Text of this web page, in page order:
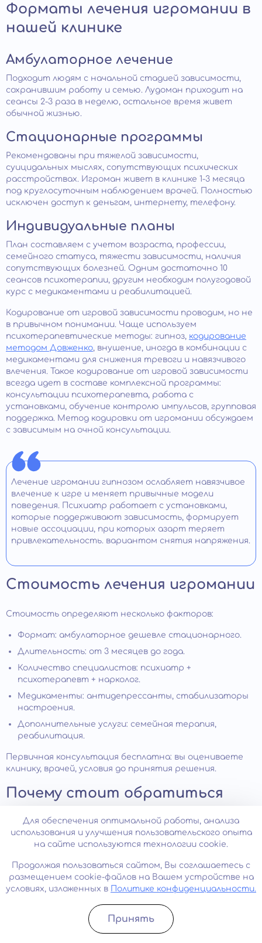
Форматы лечения игромании в
нашей клинике
Амбулаторное лечение
Подходит людям с начальной стадией зависимости,
сохранившим работу и семью. Лудоман приходит на
сеансы 2-3 раза в неделю, остальное время живет
обычной жизнью.
Стационарные программы
Рекомендованы при тяжелой зависимости,
суицидальных мыслях, сопутствующих психических
расстройствах. Игроман живет в клинике 1-3 месяца
под круглосуточным наблюдением врачей. Полностью
исключен доступ к деньгам, интернету, телефону.
Индивидуальные планы
План составляем с учетом возраста, профессии,
семейного статуса, тяжести зависимости, наличия
сопутствующих болезней. Одним достаточно 10
сеансов психотерапии, другим необходим полугодовой
курс с медикаментами и реабилитацией.
Кодирование от игровой зависимости проводим, но не
в привычном понимании. Чаще используем
психотерапевтические методы: гипноз, кодирование
методом Довженко, внушение, иногда в комбинации с
медикаментами для снижения тревоги и навязчивого
влечения. Такое кодирование от игровой зависимости
всегда идет в составе комплексной программы:
консультации психотерапевта, работа с
установками, обучение контролю импульсов, групповая
поддержка. Метод кодировки от игромании обсуждаем
с зависимым на очной консультации.
Лечение игромании гипнозом ослабляет навязчивое
влечение к игре и меняет привычные модели
поведения. Психиатр работает с установками,
которые поддерживают зависимость, формирует
новые ассоциации, при которых азарт теряет
привлекательность. вариантом снятия напряжения.
Стоимость лечения игромании
Стоимость определяют несколько факторов:
Формат: амбулаторное дешевле стационарного.
Длительность: от 3 месяцев до года.
Количество специалистов: психиатр +
психотерапевт + нарколог.
Медикаменты: антидепрессанты, стабилизаторы
настроения.
Дополнительные услуги: семейная терапия,
реабилитация.
Первичная консультация бесплатна: вы оцениваете
клинику, врачей, условия до принятия решения.
Почему стоит обратиться
Наши врачи имеют опыт лечения аддикций более 15
зарубежных центрах. Владеют современными
протоколами. Регулярно повышают квалификацию,
участвуют в научных конференциях.
Не ставим на учет в наркодиспансер. Не сообщаем
работодателю. Не передаем информацию
третьим лицам, включая родственников без
Записатьcя
Для обеспечения оптимальной работы, анализа
использования и улучшения пользовательского опыта
на сайте используются технологии cookie.
Продолжая пользоваться сайтом, Вы соглашаетесь с
размещением cookie-файлов на Вашем устройстве на
условиях, изложенных в
Политике конфиденциальности.
Принять